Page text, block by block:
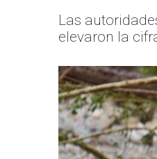
Las
elevaron la